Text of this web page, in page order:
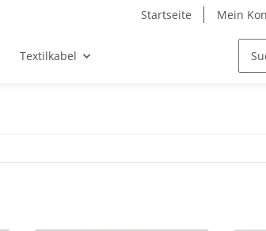
Startseite Mein
Textilkabel